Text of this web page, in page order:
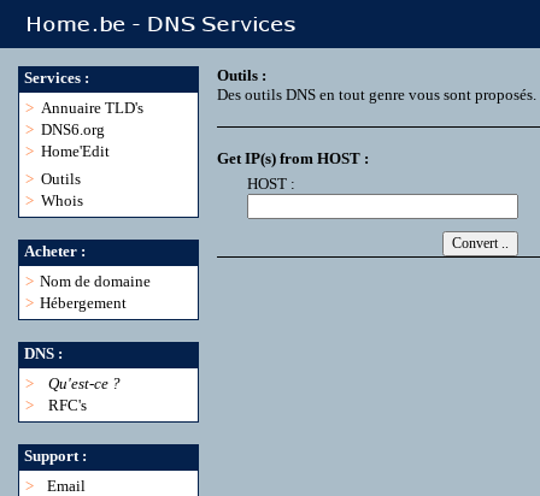
Services :
> Annuaire TLD's
> DNS6.org
> Home'Edit
> Outils
> Whois
Acheter :
> Nom de domaine
> Hébergement
DNS :
>
Qu'est-ce ?
>
RFC's
Support :
>
Email
Outils :
Des outils DNS en tout genre vous sont proposés.
Get IP(s) from HOST :
HOST :